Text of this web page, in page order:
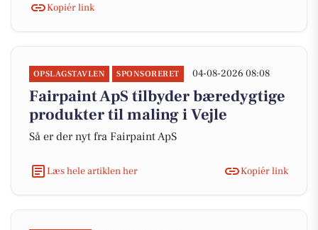
Kopiér link
OPSLAGSTAVLEN SPONSORERET 04-08-2026 08:08
Fairpaint ApS tilbyder bæredygtige
produkter til maling i Vejle
Så er der nyt fra Fairpaint ApS
Læs hele artiklen her Kopiér link